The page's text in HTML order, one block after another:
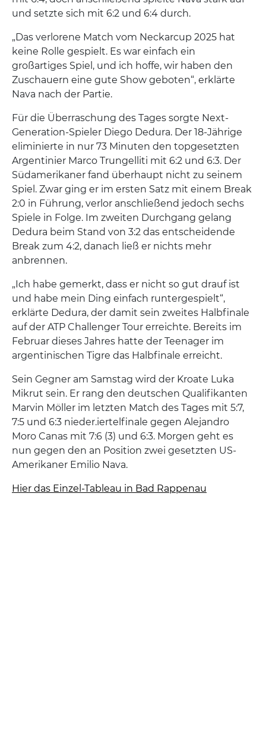
und setzte sich mit 6:2 und 6:4 durch.
„Das verlorene Match vom Neckarcup 2025 hat
keine Rolle gespielt. Es war einfach ein
großartiges Spiel, und ich hoffe, wir haben den
Zuschauern eine gute Show geboten“, erklärte
Nava nach der Partie.
Für die Überraschung des Tages sorgte Next-
Generation-Spieler Diego Dedura. Der 18-Jährige
eliminierte in nur 73 Minuten den topgesetzten
Argentinier Marco Trungelliti mit 6:2 und 6:3. Der
Südamerikaner fand überhaupt nicht zu seinem
Spiel. Zwar ging er im ersten Satz mit einem Break
2:0 in Führung, verlor anschließend jedoch sechs
Spiele in Folge. Im zweiten Durchgang gelang
Dedura beim Stand von 3:2 das entscheidende
Break zum 4:2, danach ließ er nichts mehr
anbrennen.
„Ich habe gemerkt, dass er nicht so gut drauf ist
und habe mein Ding einfach runtergespielt“,
erklärte Dedura, der damit sein zweites Halbfinale
auf der ATP Challenger Tour erreichte. Bereits im
Februar dieses Jahres hatte der Teenager im
argentinischen Tigre das Halbfinale erreicht.
Sein Gegner am Samstag wird der Kroate Luka
Mikrut sein. Er rang den deutschen Qualifikanten
Marvin Möller im letzten Match des Tages mit 5:7,
7:5 und 6:3 nieder.iertelfinale gegen Alejandro
Moro Canas mit 7:6 (3) und 6:3. Morgen geht es
nun gegen den an Position zwei gesetzten US-
Amerikaner Emilio Nava.
Hier das Einzel-Tableau in Bad Rappenau